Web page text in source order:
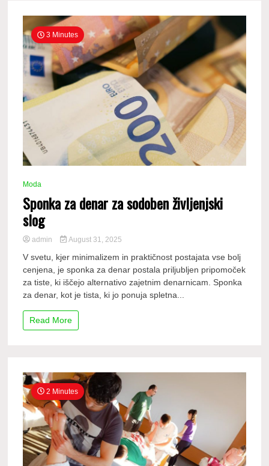
3 Minutes
Moda
Sponka za denar za sodoben življenjski
slog
admin August 31, 2025
V svetu, kjer minimalizem in praktičnost postajata vse bolj
cenjena, je sponka za denar postala priljubljen pripomoček
za tiste, ki iščejo alternativo zajetnim denarnicam. Sponka
za denar, kot je tista, ki jo ponuja spletna...
Read More
2 Minutes